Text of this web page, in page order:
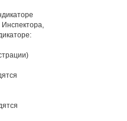
Инспектора,